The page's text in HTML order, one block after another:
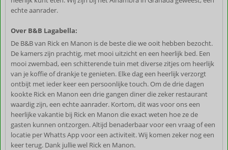
echte aanrader.
Over B&B Lagabella:
De B&B van Rick en Manon is de beste die we ooit hebben bezocht.
De kamers zijn prachtig, met mooi uitzicht en een heerlijk bed. Een
mooi zwembad, een schitterende tuin met diverse zitjes om heerlijk
van je koffie of drankje te genieten. Elke dag een heerlijk verzorgt
ontbijt met ieder keer een persoonlijke touch. Om de drie dagen
kookte Rick en Manon een drie gangen diner die zeker restaurant
waardig zijn, een echte aanrader. Kortom, dit was voor ons een
heerlijke vakantie bij Rick en Manon die exact weten hoe ze de
gasten kunnen ontzorgen. Altijd benaderbaar voor een vraag of een
locatie per Whatts App voor een activiteit. Wij komen zeker nog een
keer terug. Dank jullie wel Rick en Manon.